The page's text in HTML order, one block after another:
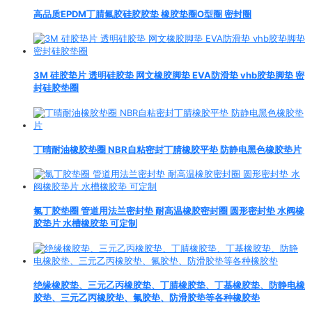
高品质EPDM丁腈氟胶硅胶胶垫 橡胶垫圈O型圈 密封圈
3M 硅胶垫片 透明硅胶垫 网文橡胶脚垫 EVA防滑垫 vhb胶垫脚垫 密
封硅胶垫圈
丁晴耐油橡胶垫圈 NBR自粘密封丁腈橡胶平垫 防静电黑色橡胶垫片
氯丁胶垫圈 管道用法兰密封垫 耐高温橡胶密封圈 圆形密封垫 水阀橡
胶垫片 水槽橡胶垫 可定制
绝缘橡胶垫、三元乙丙橡胶垫、丁腈橡胶垫、丁基橡胶垫、防静电橡
胶垫、三元乙丙橡胶垫、氟胶垫、防滑胶垫等各种橡胶垫